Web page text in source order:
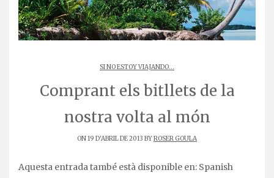
SI NO ESTOY VIAJANDO...
Comprant els bitllets de la
nostra volta al món
ON 19 D'ABRIL DE 2013 BYROSER GOULA
Aquesta entrada també està disponible en: Spanish